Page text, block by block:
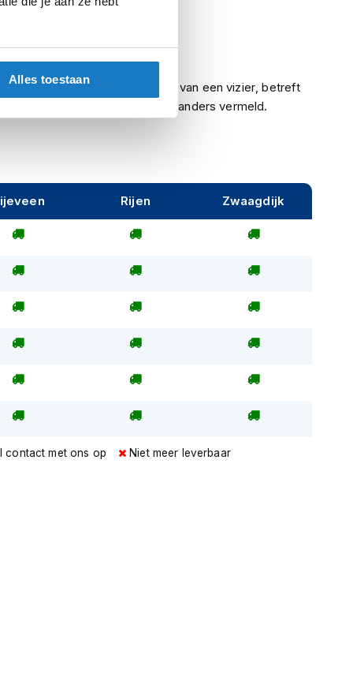
Alles toestaan
Indien een helm is voorzien van een vizier, betreft
het een helder vizier, tenzij anders vermeld.
Rijen Zwaagdijk
contact met ons op Niet meer leverbaar